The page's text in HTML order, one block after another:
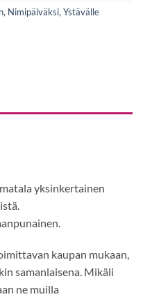
, Nimipäiväksi, Ystävälle
yksinkertainen
kaupan mukaan,
samanlaisena. Mikäli
ne muilla